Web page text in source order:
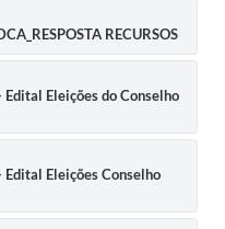
RECURSOS
Eleições do Conselho
Eleições Conselho